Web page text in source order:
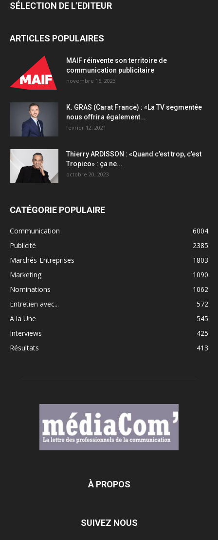
SÉLECTION DE L'EDITEUR
ARTICLES POPULAIRES
MAIF réinvente son territoire de
communication publicitaire
novembre 15, 2023
K. GRAS (Carat France) : «La TV segmentée
nous offrira également...
février 12, 2021
Thierry ARDISSON : «Quand c’est trop, c’est
Tropico» : ça ne...
octobre 20, 2023
CATÉGORIE POPULAIRE
Communication
6004
Publicité
2385
Marchés-Entreprises
1803
Marketing
1090
Nominations
1062
Entretien avec...
572
A la Une
545
Interviews
425
Résultats
413
À PROPOS
SUIVEZ NOUS